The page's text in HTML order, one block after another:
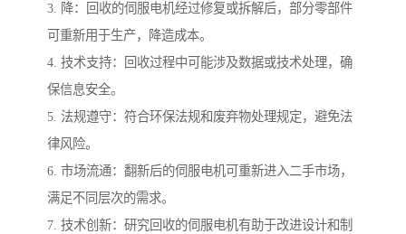
3. 降：回收的伺服电机经过修复或拆解后，部分零部件
可重新用于生产，降造成本。
4. 技术支持：回收过程中可能涉及数据或技术处理，确
保信息安全。
5. 法规遵守：符合环保法规和废弃物处理规定，避免法
律风险。
6. 市场流通：翻新后的伺服电机可重新进入二手市场，
满足不同层次的需求。
7. 技术创新：研究回收的伺服电机有助于改进设计和制